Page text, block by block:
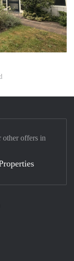
other offers in